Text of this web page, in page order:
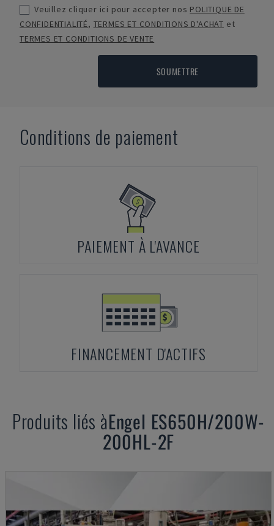
Veuillez cliquer ici pour accepter nos POLITIQUE DE
CONFIDENTIALITÉ, TERMES ET CONDITIONS D'ACHAT et
TERMES ET CONDITIONS DE VENTE
SOUMETTRE
Conditions de paiement
PAIEMENT À L'AVANCE
FINANCEMENT D'ACTIFS
Produits liés àEngel ES650H/200W-
200HL-2F